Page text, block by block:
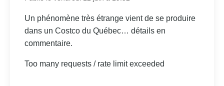
Un phénomène très étrange vient de se produire
dans un Costco du Québec… détails en
commentaire.
Too many requests / rate limit exceeded